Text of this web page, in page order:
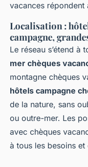
vacances répondent
Localisation :
campagne,
Le réseau s’étend à
mer chèques
montagne chèques
hôtels campagne
de la nature, sans
ou outre-mer. Les
avec chèques
à tous les besoins